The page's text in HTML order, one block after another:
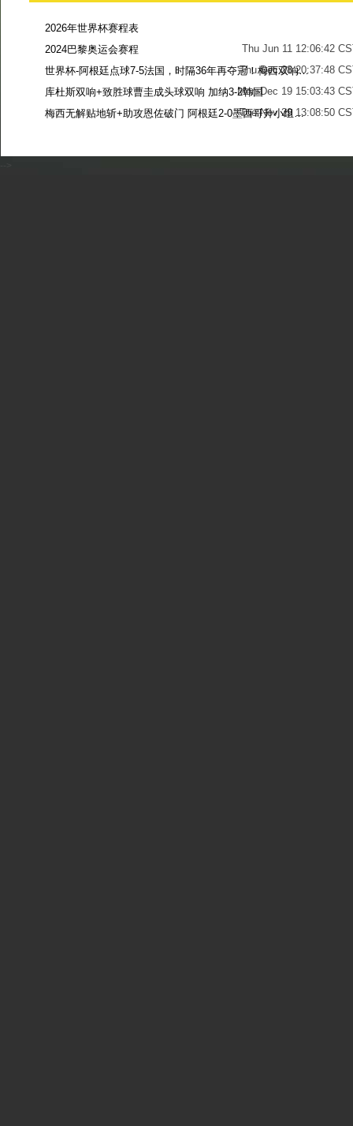
2026年世界杯赛程表
Thu Jun 11 12:06:42
2024巴黎奥运会赛程
Thu Dec 28 20:37:48
世界杯-阿根廷点球7-5法国，时隔36年再夺冠！梅西双响姆巴佩戴帽
Mon Dec 19 15:03:43
库杜斯双响+致胜球曹圭成头球双响 加纳3-2韩国
Tue Nov 29 13:08:50
梅西无解贴地斩+助攻恩佐破门 阿根廷2-0墨西哥升小组第二